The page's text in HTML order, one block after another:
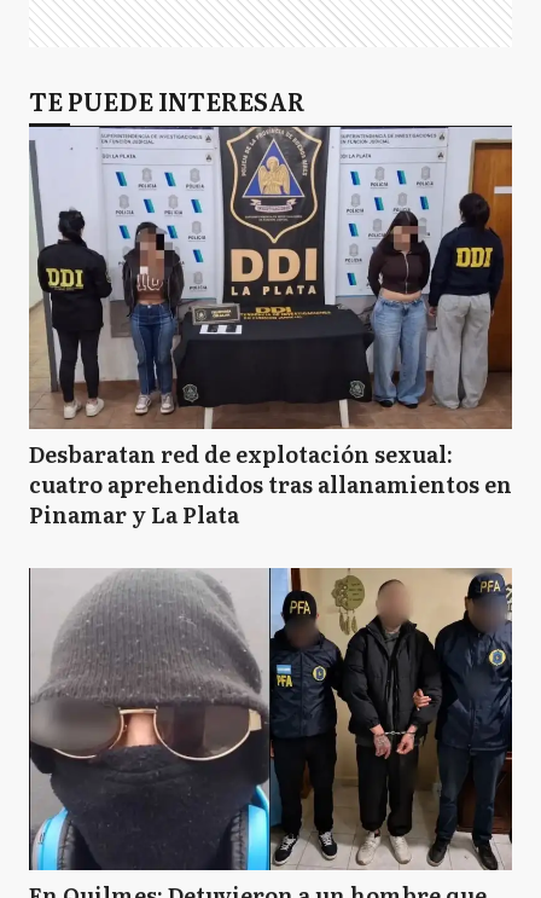
TE PUEDE INTERESAR
Desbaratan red de explotación sexual:
cuatro aprehendidos tras allanamientos en
Pinamar y La Plata